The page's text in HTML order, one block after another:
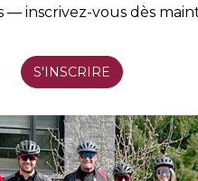
— inscrivez-vous dès
S'INSCRIRE